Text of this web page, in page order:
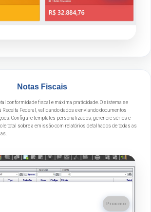
Notas Fiscais
conformidade fiscal e máxima praticidade. O sistema se
Receita Federal, validando dados e enviando documentos
Configure templates personalizados, gerencie séries e
total sobre a emissão com relatórios detalhados de todas as
Próximo